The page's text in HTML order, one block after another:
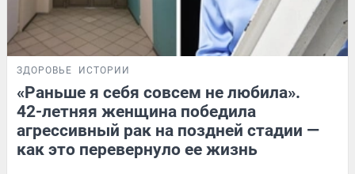
ЗДОРОВЬЕ ИСТОРИИ
«Раньше я себя совсем не любила».
42-летняя женщина победила
агрессивный рак на поздней стадии —
как это перевернуло ее жизнь